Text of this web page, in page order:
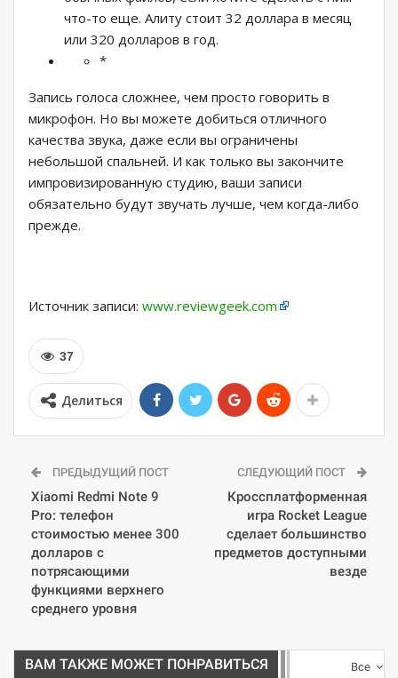
что-то еще. Алиту стоит 32 доллара в месяц
или 320 долларов в год.
*
Запись голоса сложнее, чем просто говорить в
микрофон. Но вы можете добиться отличного
качества звука, даже если вы ограничены
небольшой спальней. И как только вы закончите
импровизированную студию, ваши записи
обязательно будут звучать лучше, чем когда-либо
прежде.
Источник записи: www.reviewgeek.com
37
Делиться
ПРЕДЫДУЩИЙ ПОСТ
Xiaomi Redmi Note 9
Pro: телефон
стоимостью менее 300
долларов с
потрясающими
функциями верхнего
среднего уровня
СЛЕДУЮЩИЙ ПОСТ
Кроссплатформенная
игра Rocket League
сделает большинство
предметов доступными
везде
Все
ВАМ ТАКЖЕ МОЖЕТ ПОНРАВИТЬСЯ